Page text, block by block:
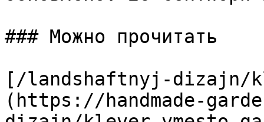
### Можно прочитать
[/landshaftnyj-dizajn/
(https://handmade-